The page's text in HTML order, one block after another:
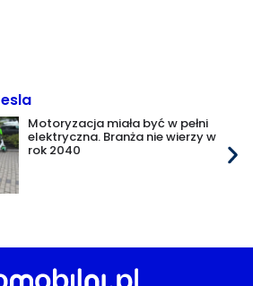
Motoryzacja miała być w pełni
elektryczna. Branża nie wierzy w
rok 2040